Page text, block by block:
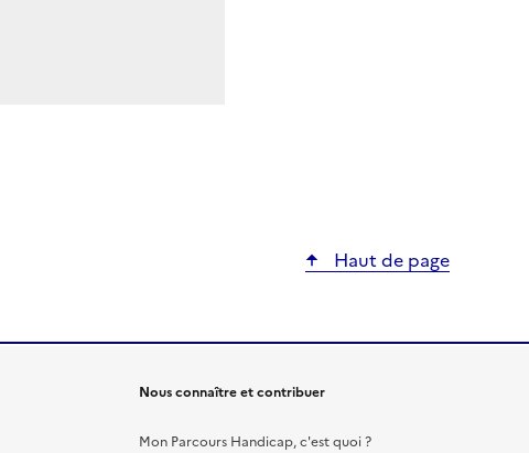
Haut de page
Nous connaître et contribuer
Mon Parcours Handicap, c'est quoi ?